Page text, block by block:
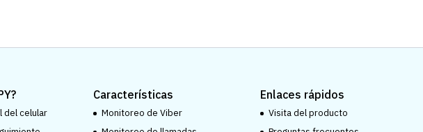
del celular
Características
Monitoreo de Viber
Enlaces rápidos
Visita del producto